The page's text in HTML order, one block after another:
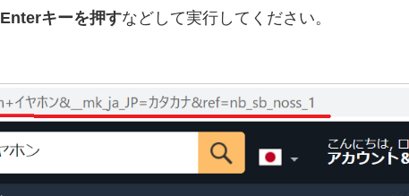
Enterキーを押すなどして実行してください。